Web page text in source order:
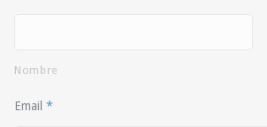
Nombre
Email *